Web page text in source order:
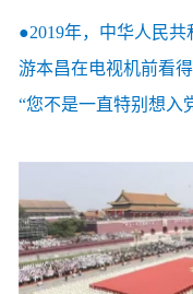
●2019年，中华人民共
游本昌在电视机前看
“您不是一直特别想入